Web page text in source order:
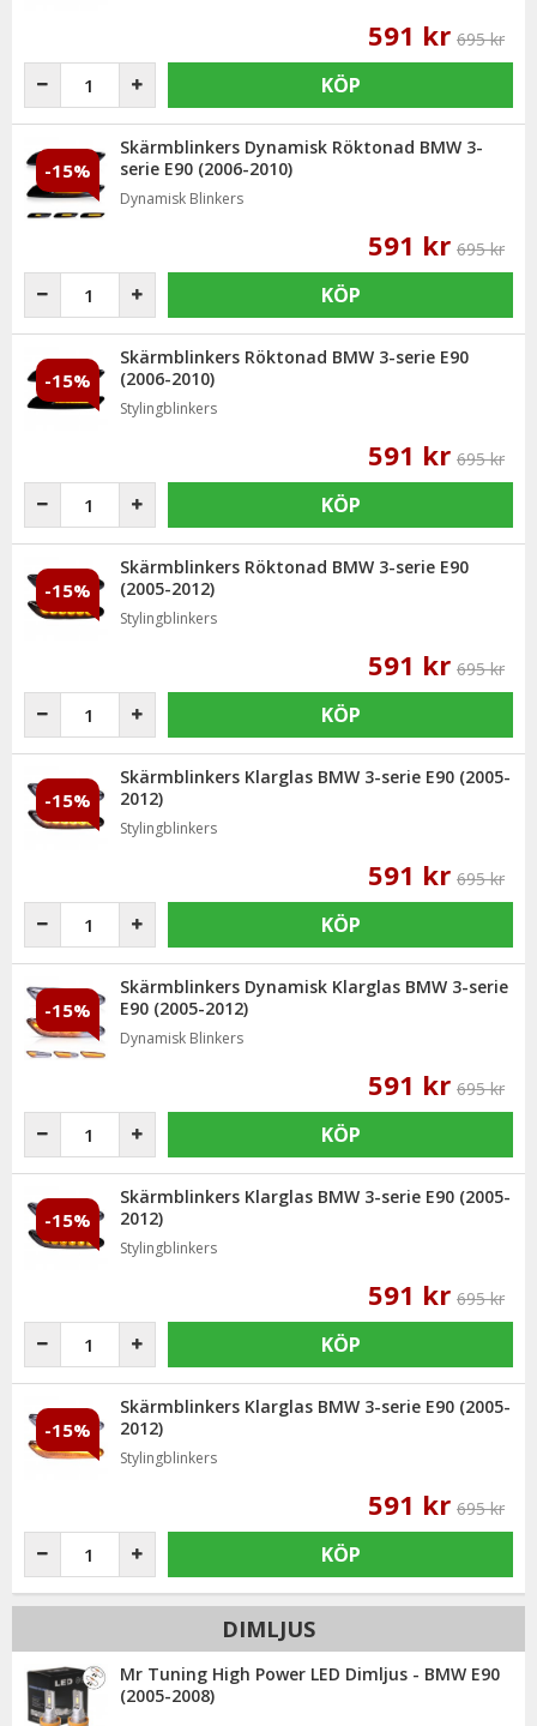
591 kr 695 kr
KÖP
-15%
Skärmblinkers Dynamisk Röktonad BMW 3-
serie E90 (2006-2010)
Dynamisk Blinkers
591 kr 695 kr
KÖP
-15%
Skärmblinkers Röktonad BMW 3-serie E90
(2006-2010)
Stylingblinkers
591 kr 695 kr
KÖP
-15%
Skärmblinkers Röktonad BMW 3-serie E90
(2005-2012)
Stylingblinkers
591 kr 695 kr
KÖP
-15%
Skärmblinkers Klarglas BMW 3-serie E90 (2005-
2012)
Stylingblinkers
591 kr 695 kr
KÖP
-15%
Skärmblinkers Dynamisk Klarglas BMW 3-serie
E90 (2005-2012)
Dynamisk Blinkers
591 kr 695 kr
KÖP
-15%
Skärmblinkers Klarglas BMW 3-serie E90 (2005-
2012)
Stylingblinkers
591 kr 695 kr
KÖP
-15%
Skärmblinkers Klarglas BMW 3-serie E90 (2005-
2012)
Stylingblinkers
591 kr 695 kr
KÖP
DIMLJUS
Mr Tuning High Power LED Dimljus - BMW E90
(2005-2008)